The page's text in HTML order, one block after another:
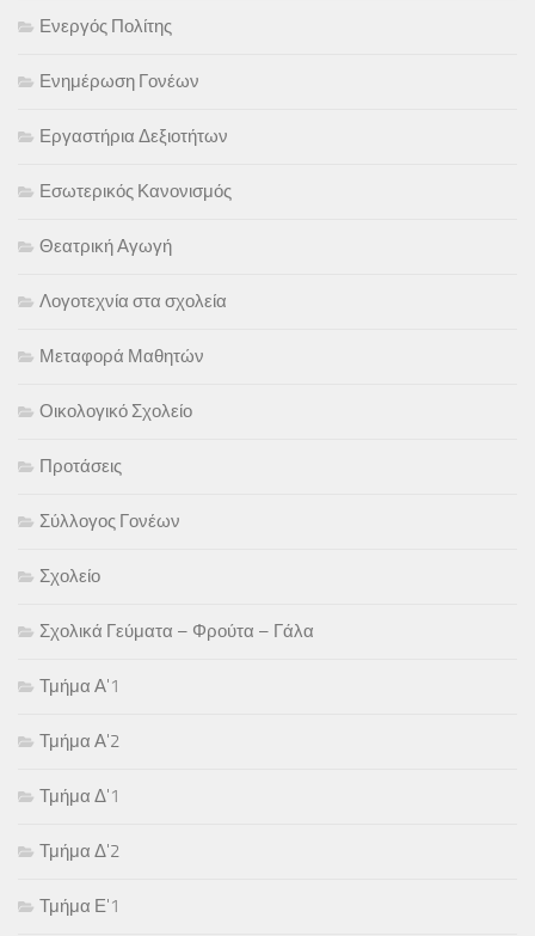
Ενεργός Πολίτης
Ενημέρωση Γονέων
Εργαστήρια Δεξιοτήτων
Εσωτερικός Κανονισμός
Θεατρική Αγωγή
Λογοτεχνία στα σχολεία
Μεταφορά Μαθητών
Οικολογικό Σχολείο
Προτάσεις
Σύλλογος Γονέων
Σχολείο
Σχολικά Γεύματα – Φρούτα – Γάλα
Τμήμα Α'1
Τμήμα Α'2
Τμήμα Δ'1
Τμήμα Δ'2
Τμήμα Ε'1